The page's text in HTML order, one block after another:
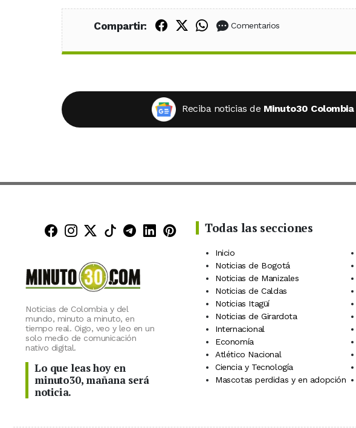
Compartir: Compartir en Facebook
Compartir en X (Twitter)
Compartir en WhatsApp
Comentarios
Reciba noticias de Minuto30 Colombia
Minuto30 en Facebook
Minuto30 en Instagram
Minuto30 en X (Twitter)
Minuto30 en TikTok
Canal de Minuto30 en Telegram
Minuto30 en LinkedIn
Minuto30 en Pinterest
Noticias de Colombia y del
mundo, minuto a minuto, en
tiempo real. Oigo, veo y leo en un
solo medio de comunicación
nativo digital.
Lo que leas hoy en
minuto30, mañana será
noticia.
Todas las secciones
Inicio
Noticias de Bogotá
Noticias de Manizales
Noticias de Caldas
Noticias Itagüí
Noticias de Girardota
Internacional
Economía
Atlético Nacional
Ciencia y Tecnología
Mascotas perdidas y en adopción